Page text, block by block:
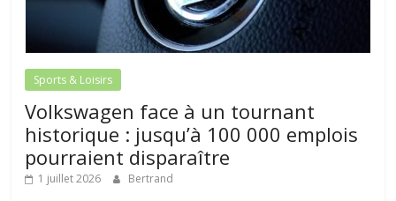
Sports & Loisirs
Volkswagen face à un tournant
historique : jusqu’à 100 000 emplois
pourraient disparaître
1 juillet 2026 Bertrand